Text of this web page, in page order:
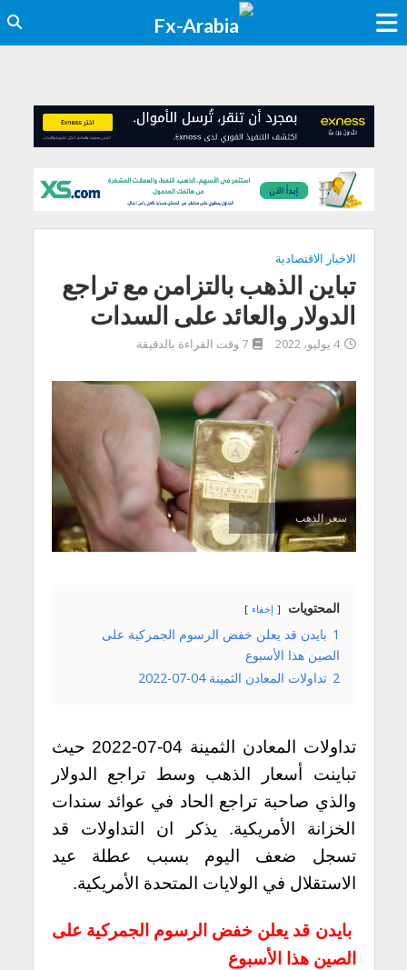
الاخبار الاقتصادية
تباين الذهب بالتزامن مع تراجع
الدولار والعائد على السدات
4 يوليو، 2022 7 وقت القراءة بالدقيقة
سعر الذهب
المحتويات إخفاء
1 بايدن قد يعلن خفض الرسوم الجمركية على
الصين هذا الأسبوع
2 تداولات المعادن الثمينة 04-07-2022
تداولات المعادن الثمينة 04-07-2022 حيث
تباينت أسعار الذهب وسط تراجع الدولار
والذي صاحبة تراجع الحاد في عوائد سندات
الخزانة الأمريكية. يذكر ان التداولات قد
تسجل ضعف اليوم بسبب عطلة عيد
الاستقلال في الولايات المتحدة الأمريكية.
بايدن قد يعلن خفض الرسوم الجمركية على
الصين هذا الأسبوع